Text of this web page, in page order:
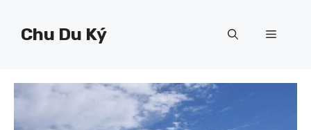
Chu Du Ký Menu